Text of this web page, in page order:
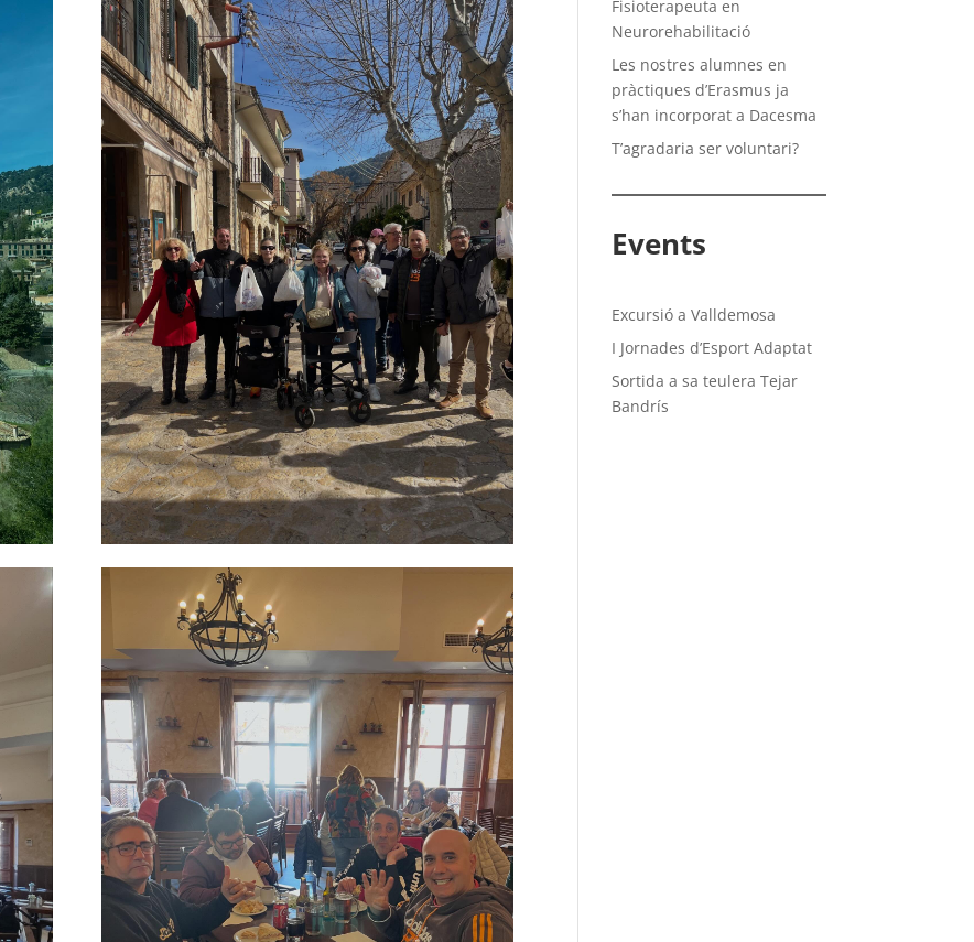
Fisioterapeuta en
Neurorehabilitació
Les nostres alumnes en
pràctiques d’Erasmus ja
s’han incorporat a Dacesma
T’agradaria ser voluntari?
Events
Excursió a Valldemosa
I Jornades d’Esport Adaptat
Sortida a sa teulera Tejar
Bandrís